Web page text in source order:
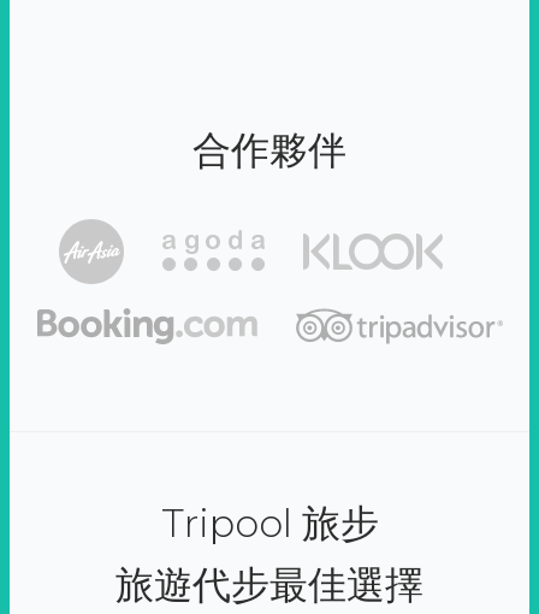
合作夥伴
Tripool 旅步
旅遊代步最佳選擇